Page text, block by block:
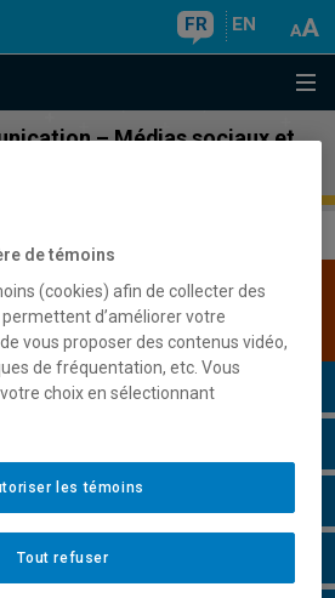
FR EN
– Médias sociaux et
récente de ce programme est
ici pour la consulter.
de témoins
(cookies) afin de collecter des
d’améliorer votre
vous proposer des contenus vidéo,
de fréquentation, etc. Vous
choix en sélectionnant
Tout refuser
les témoins